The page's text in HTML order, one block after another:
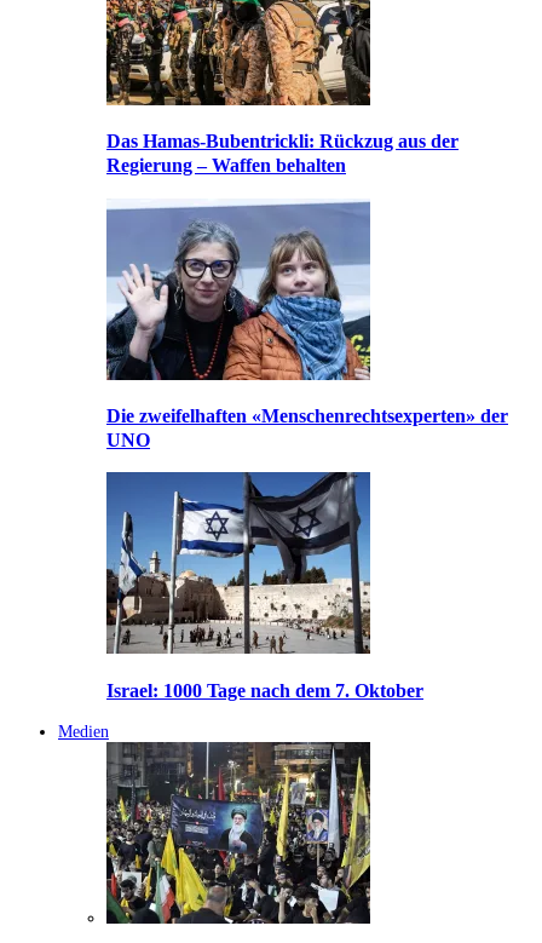
Das Hamas-Bubentrickli: Rückzug aus der
Regierung – Waffen behalten
Die zweifelhaften «Menschenrechtsexperten» der
UNO
Israel: 1000 Tage nach dem 7. Oktober
Medien